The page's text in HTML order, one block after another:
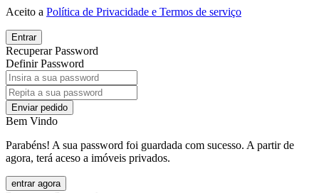
Aceito a Política de Privacidade e Termos de serviço
Entrar
Recuperar Password
Definir Password
Enviar pedido
Bem Vindo
Parabéns! A sua password foi guardada com sucesso. A partir de
agora, terá aceso a imóveis privados.
entrar agora